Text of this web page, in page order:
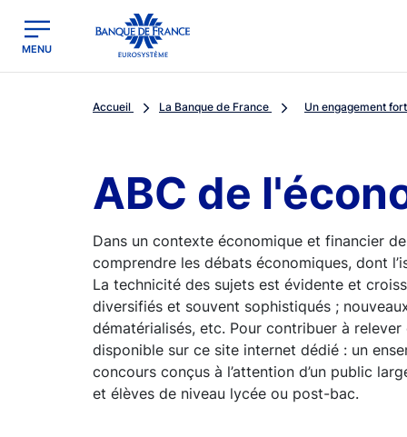
Banque de France - Menu Principal
MENU
Accueil La Banque de France Un engagement
ABC de
Dans un contexte économique et financier
comprendre les débats économiques, dont
La technicité des sujets est évidente et
diversifiés et souvent sophistiqués ;
dématérialisés, etc. Pour contribuer à
disponible sur ce site internet dédié : un
concours conçus à l’attention d’un public
et élèves de niveau lycée ou post-bac.